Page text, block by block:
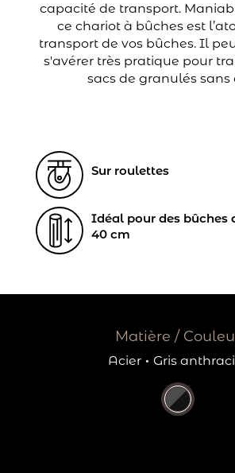
capacité de transport.
ce chariot à bûches est
transport de vos bûches. Il
s'avérer très pratique pour
sacs de granulés sans
Sur roulettes
Idéal pour des bûches
40 cm
Matière /
Acier · Gris